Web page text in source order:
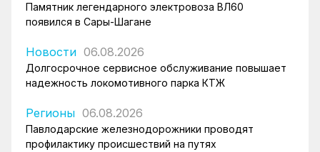
Памятник легендарного электровоза ВЛ60
появился в Сары-Шагане
Новости 06.08.2026
Долгосрочное сервисное обслуживание повышает
надежность локомотивного парка КТЖ
Регионы 06.08.2026
Павлодарские железнодорожники проводят
профилактику происшествий на путях